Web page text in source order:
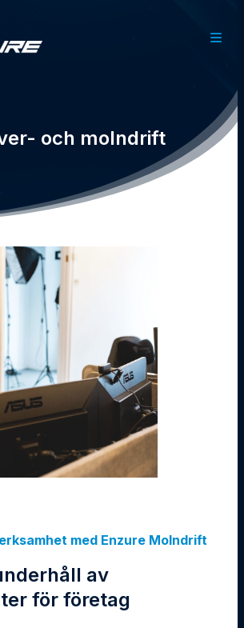
och molndrift
med Enzure Molndrift
av
för företag